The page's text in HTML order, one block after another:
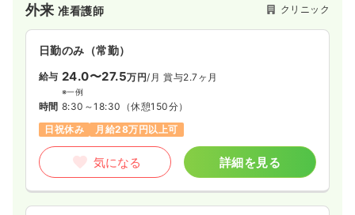
外来准看護師 クリニック
日勤のみ（常勤）
給与 24.0〜27.5万円/月 賞与2.7ヶ月
※一例
時間 8:30～18:30 （休憩150分）
日祝休み
月給28万円以上可
気になる 詳細を見る